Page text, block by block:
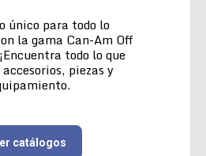
único para todo lo
la gama Can-Am Off
todo lo que
piezas y
catálogos